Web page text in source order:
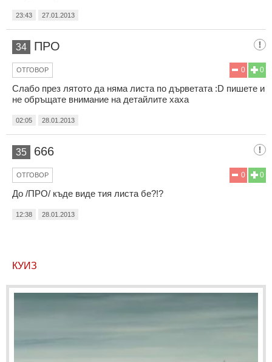
23:43 27.01.2013
34 ПРО
0
0
ОТГОВОР
Слабо през лятото да няма листа по дърветата :D пишете и
не обръщате внимание на детайлите хаха
02:05 28.01.2013
35 666
0
0
ОТГОВОР
До /ПРО/ къде виде тия листа бе?!?
12:38 28.01.2013
КУИЗ